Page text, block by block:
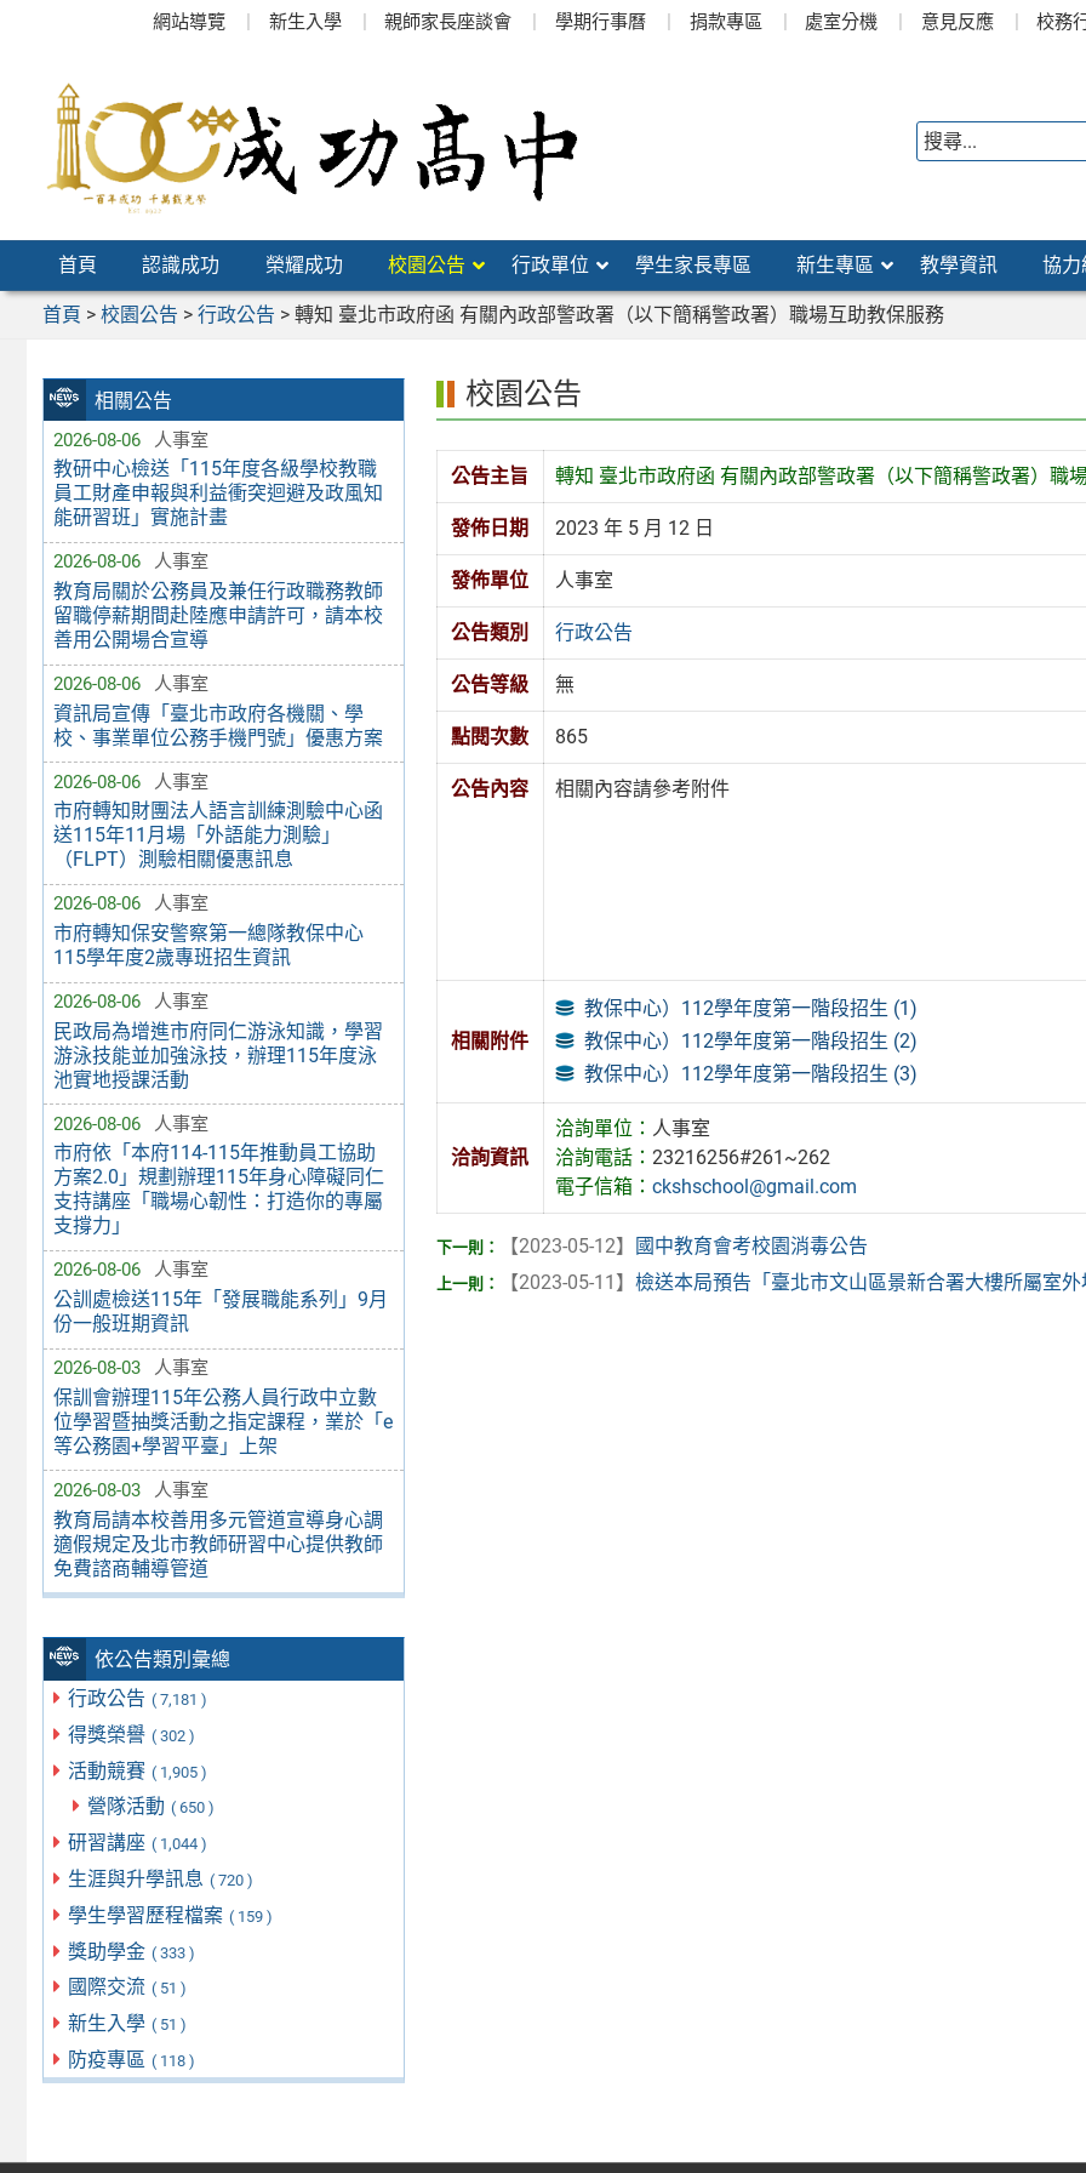
網站導覽 新生入學 親師家長座談會 學期行事曆 捐款專區 處室分機 意見反應 校務
首頁 認識成功 榮耀成功 校園公告 行政單位 學生家長專區 新生專區 教學資訊 協力
首頁 > 校園公告 > 行政公告 > 轉知 臺北市政府函 有關內政部警政署（以下簡稱警政署）職場互助教保服務
相關公告
2026-08-06 人事室
教研中心檢送「115年度各級學校教職
員工財產申報與利益衝突迴避及政風知
能研習班」實施計畫
2026-08-06 人事室
教育局關於公務員及兼任行政職務教師
留職停薪期間赴陸應申請許可，請本校
善用公開場合宣導
2026-08-06 人事室
資訊局宣傳「臺北市政府各機關、學
校、事業單位公務手機門號」優惠方案
2026-08-06 人事室
市府轉知財團法人語言訓練測驗中心函
送115年11月場「外語能力測驗」
（FLPT）測驗相關優惠訊息
2026-08-06 人事室
市府轉知保安警察第一總隊教保中心
115學年度2歲專班招生資訊
2026-08-06 人事室
民政局為增進市府同仁游泳知識，學習
游泳技能並加強泳技，辦理115年度泳
池實地授課活動
2026-08-06 人事室
市府依「本府114-115年推動員工協助
方案2.0」規劃辦理115年身心障礙同仁
支持講座「職場心韌性：打造你的專屬
支撐力」
2026-08-06 人事室
公訓處檢送115年「發展職能系列」9月
份一般班期資訊
2026-08-03 人事室
保訓會辦理115年公務人員行政中立數
位學習暨抽獎活動之指定課程，業於「e
等公務園+學習平臺」上架
2026-08-03 人事室
教育局請本校善用多元管道宣導身心調
適假規定及北市教師研習中心提供教師
免費諮商輔導管道
依公告類別彙總
行政公告 ( 7,181 )
得獎榮譽 ( 302 )
活動競賽 ( 1,905 )
營隊活動 ( 650 )
研習講座 ( 1,044 )
生涯與升學訊息 ( 720 )
學生學習歷程檔案 ( 159 )
獎助學金 ( 333 )
國際交流 ( 51 )
新生入學 ( 51 )
防疫專區 ( 118 )
校園公告
公告主旨 轉知 臺北市政府函 有關內政部警政署（以下簡稱警政署）職
發佈日期 2023 年 5 月 12 日
發佈單位 人事室
公告類別 行政公告
公告等級 無
點閱次數 865
公告內容 相關內容請參考附件
相關附件
教保中心）112學年度第一階段招生 (1)
教保中心）112學年度第一階段招生 (2)
教保中心）112學年度第一階段招生 (3)
洽詢資訊
洽詢單位： 人事室
洽詢電話：23216256#261~262
電子信箱：ckshschool@gmail.com
【2023-05-12】
國中教育會考校園消毒公告
【2023-05-11】 檢送本局預告「臺北市文山區景新合署大樓所屬室外